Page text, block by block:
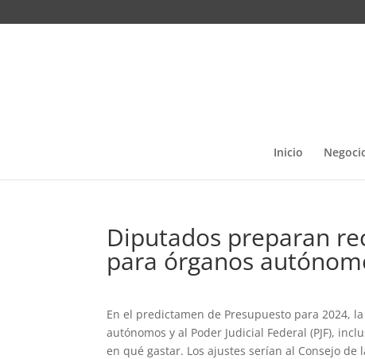
Inicio
Diputados preparan
para órganos
En el predictamen de Presupuesto para 2024,
autónomos y al Poder Judicial Federal (PJF),
en qué gastar. Los ajustes serían al Consejo de